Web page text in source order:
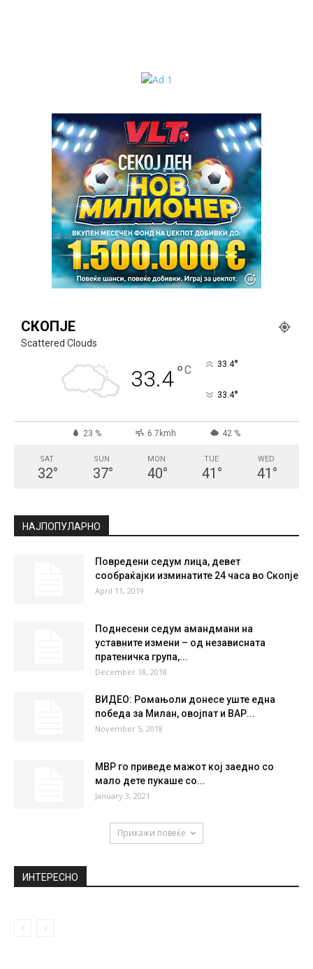
СКОПЈЕ
Scattered Clouds
33.4°C 33.4°
33.4°
23 % 6.7kmh 42 %
SAT
32°
SUN
37°
MON
40°
TUE
41 °
WED
41 °
НАЈПОПУЛАРНО
Повредени седум лица, девет
сообраќајки изминатите 24 часа во Скопје
April 11, 2019
Поднесени седум амандмани на
уставните измени – од независната
пратеничка група,...
December 18, 2018
ВИДЕО: Ромањоли донесе уште една
победа за Милан, овојпат и ВАР...
November 5, 2018
МВР го приведе мажот кој заедно со
мало дете пукаше со...
January 3, 2021
Прикажи повеќе
ИНТЕРЕСНО